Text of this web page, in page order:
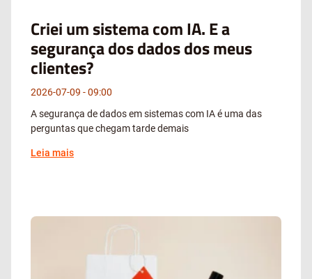
Criei um sistema com IA. E a
segurança dos dados dos meus
clientes?
2026-07-09
09:00
A segurança de dados em sistemas com IA é uma das
perguntas que chegam tarde demais
Leia mais